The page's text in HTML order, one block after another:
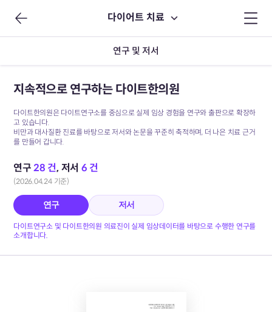
다이어트 치료
연구 및 저서
지속적으로 연구하는 다이트한의원
다이트한의원은 다이트연구소를 중심으로 실제 임상 경험을 연구와 출판으로 확장하
고 있습니다.
비만과 대사질환 진료를 바탕으로 저서와 논문을 꾸준히 축적하며, 더 나은 치료 근거
를 만들어 갑니다.
연구28 건, 저서 6 건
(2026.04.24 기준)
연구 저서
다이트연구소 및 다이트한의원 의료진이 실제 임상데이터를 바탕으로 수행한 연구를
소개합니다.